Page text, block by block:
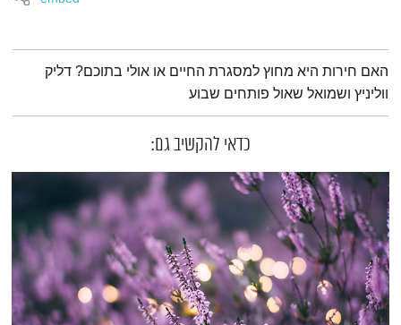
תמצית הפודקאסט
האם חירות היא מחוץ למסגרת החיים או אולי בתוכם? דליק
ווליניץ ושמואל שאול פותחים שבוע
כדאי להקשיב גם: